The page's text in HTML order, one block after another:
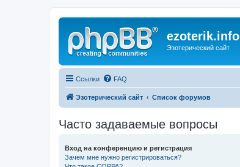
ezoterik.info
Эзотерический сайт
Ссылки FAQ
Эзотерический сайт Список форумов
Часто задаваемые вопросы
Вход на конференцию и регистрация
Зачем мне нужно регистрироваться?